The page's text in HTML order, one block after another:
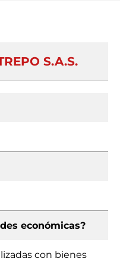
S.A.S.
económicas?
con bienes